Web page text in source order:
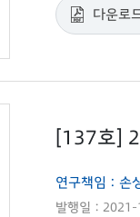
다운로
[137호]
연구책임 : 손
발행일 :